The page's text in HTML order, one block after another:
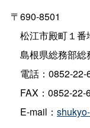
〒690-8501
松江市殿町１番
島根県総務部総
電話：0852-22-
FAX：0852-22-
E-mail：